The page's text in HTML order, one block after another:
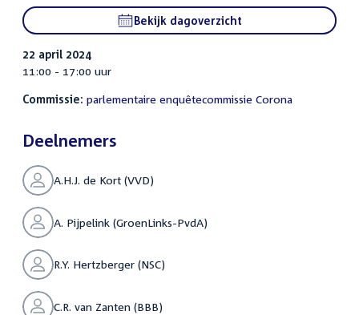
Bekijk dagoverzicht
22 april 2024
11:00 - 17:00 uur
Commissie: parlementaire enquêtecommissie Corona
Deelnemers
A.H.J. de Kort (VVD)
A. Pijpelink (GroenLinks-PvdA)
R.Y. Hertzberger (NSC)
C.R. van Zanten (BBB)